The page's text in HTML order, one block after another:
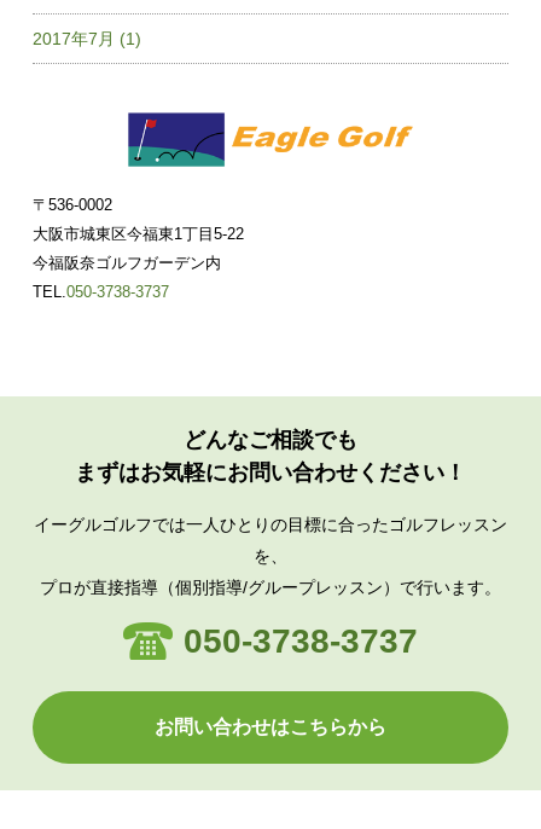
2017年7月 (1)
〒536-0002
大阪市城東区今福東1丁目5-22
今福阪奈ゴルフガーデン内
TEL. 050-3738-3737
どんなご相談でも
まずはお気軽にお問い合わせください！
イーグルゴルフでは一人ひとりの目標に合ったゴルフレッスン
を、
プロが直接指導（個別指導/グループレッスン）で行います。
050-3738-3737
お問い合わせはこちらから